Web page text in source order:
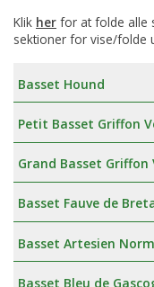
Klik her for at folde alle
sektioner for vise/folde
Basset Hound
Petit Basset Griffon
Grand Basset Griffon
Basset Fauve de
Basset Artesien
Basset Bleu de